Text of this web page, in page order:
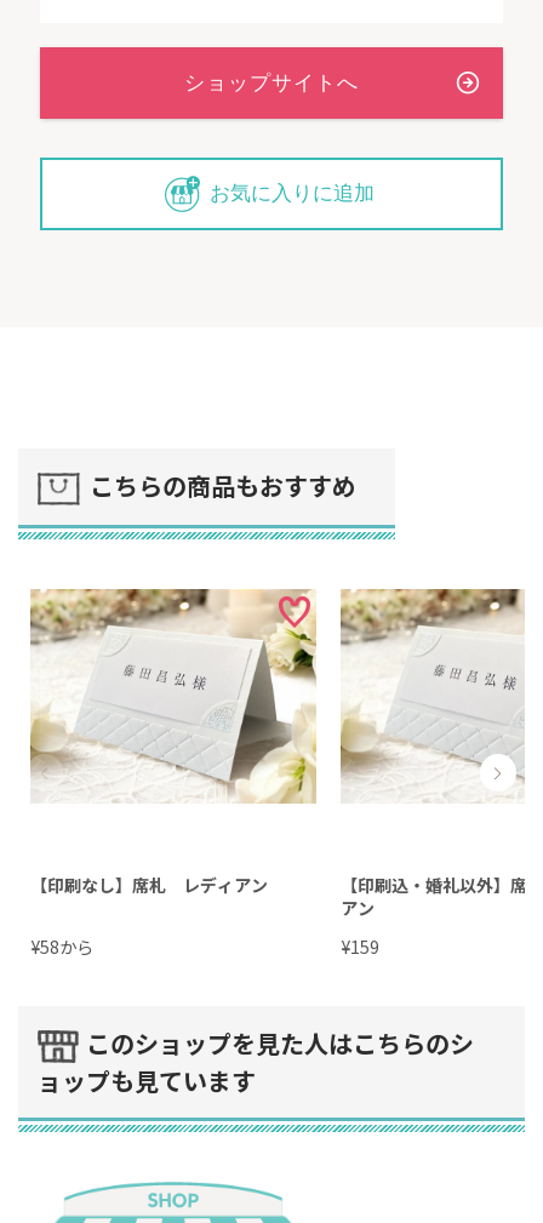
お気に入りに追加
こちらの商品もおすすめ
【印刷なし】席札 レディアン
¥58から
【印刷込・婚礼以外】
アン
¥159
このショップを見た人はこちらのシ
ョップも見ています